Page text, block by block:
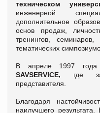
техническом
инженерной
дополнительное
основ продаж,
тренингов,
тематических
В апреле 1997 года
SAVSERVICE, где
представителя.
Благодаря
наилучшего